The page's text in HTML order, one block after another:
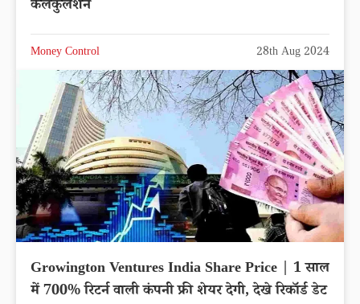
कैलकुलेशन
Money Control 28th Aug 2024
Growington Ventures India Share Price | 1 साल
में 700% रिटर्न वाली कंपनी फ्री शेयर देगी, देखे रिकॉर्ड डेट